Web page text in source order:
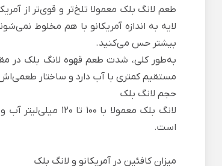
طعم لانگ بلک معمولا تلخ‌تر و قوی‌تر از
لایه به اندازه آمریکانو با هم مخلوط
بیشتر حس می‌کنید.
به‌طور کلی، شدت طعم قهوه لانگ بلک در
مستقیم کمتری با آب دارد و ساختار
حجم لانگ بلک
است.
میزان کافئین در آمریکانو و لانگ بلک